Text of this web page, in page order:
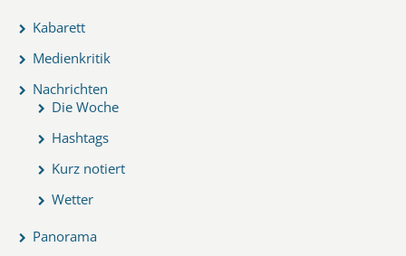
Kabarett
Medienkritik
Nachrichten
Die Woche
Hashtags
Kurz notiert
Wetter
Panorama